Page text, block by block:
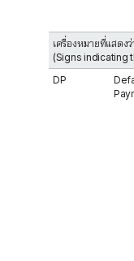
เครื่องหมายที่แสดง
(Signs indicating
DP